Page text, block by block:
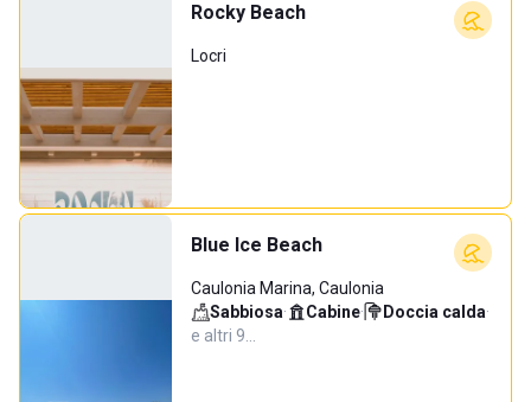
Rocky Beach
Locri
Blue Ice Beach
Caulonia Marina, Caulonia
Sabbiosa· Cabine· Doccia calda·
e altri 9…